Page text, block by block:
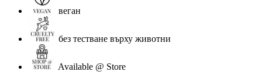
веган
без тестване върху животни
Available @ Store